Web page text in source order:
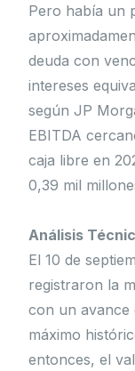
Pero había un
deuda con
intereses
según JP
EBITDA
caja libre en
0,39 mil
Análisis
El 10 de
registraron la
con un avance
máximo
entonces, el